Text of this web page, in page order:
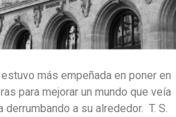
más empeñada en poner en
para mejorar un mundo que veía
a su alrededor. T. S.